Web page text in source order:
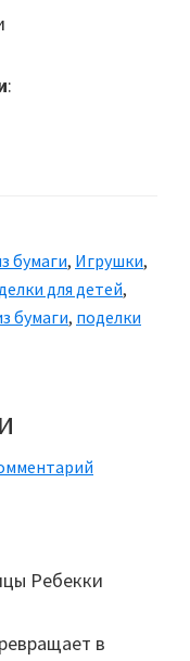
:
бумаги, Игрушки,
для детей,
бумаги, поделки
Ребекки
в